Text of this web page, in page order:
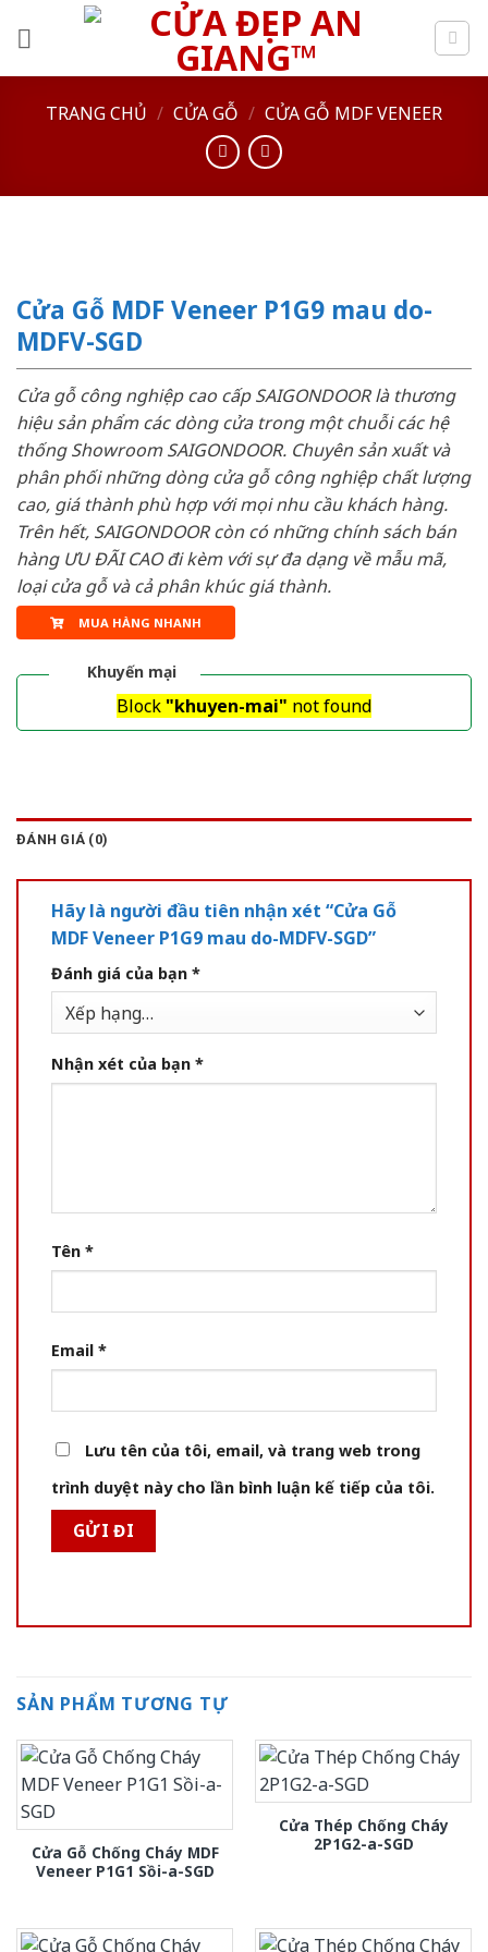
TRANG CHỦ / CỬA GỖ / CỬA GỖ MDF VENEER
Cửa Gỗ MDF Veneer P1G9 mau do-
MDFV-SGD
Cửa gỗ công nghiệp cao cấp SAIGONDOOR là thương
hiệu sản phẩm các dòng cửa trong một chuỗi các hệ
thống Showroom SAIGONDOOR. Chuyên sản xuất và
phân phối những dòng cửa gỗ công nghiệp chất lượng
cao, giá thành phù hợp với mọi nhu cầu khách hàng.
Trên hết, SAIGONDOOR còn có những chính sách bán
hàng ƯU ĐÃI CAO đi kèm với sự đa dạng về mẫu mã,
loại cửa gỗ và cả phân khúc giá thành.
MUA HÀNG NHANH
Khuyến mại
Block "khuyen-mai" not found
ĐÁNH GIÁ (0)
Hãy là người đầu tiên nhận xét “Cửa Gỗ
MDF Veneer P1G9 mau do-MDFV-SGD”
Đánh giá của bạn *
Nhận xét của bạn *
Tên *
Email *
Lưu tên của tôi, email, và trang web trong
trình duyệt này cho lần bình luận kế tiếp của tôi.
SẢN PHẨM TƯƠNG TỰ
Cửa Gỗ Chống Cháy MDF
Veneer P1G1 Sồi-a-SGD
Cửa Thép Chống Cháy
2P1G2-a-SGD